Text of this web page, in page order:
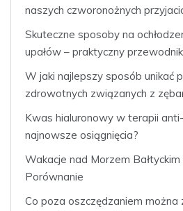
naszych czworonożnych
Skuteczne sposoby na
upałów – praktyczny przewodnik
W jaki najlepszy sposób unikać
zdrowotnych związanych z
Kwas hialuronowy w terapii
najnowsze osiągnięcia?
Wakacje nad Morzem
Porównanie
Co poza oszczędzaniem można